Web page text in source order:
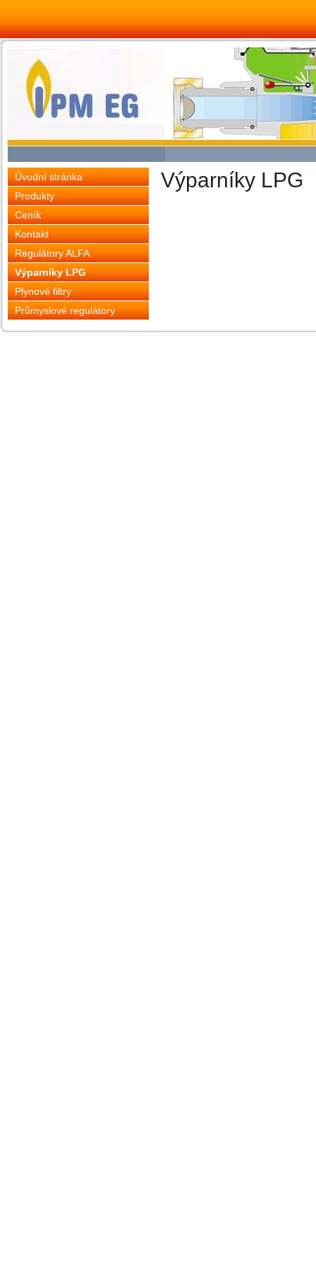
Úvodní stránka
Produkty
Ceník
Kontakt
Regulátory ALFA
Výparníky LPG
Plynové filtry
Průmyslové regulátory
Výparníky LPG